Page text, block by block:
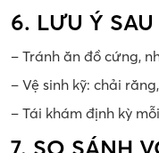
6. LƯU Ý
– Tránh ăn đồ cứng,
– Vệ sinh kỹ: chải
– Tái khám định kỳ